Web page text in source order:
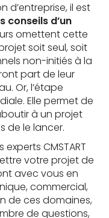
d’entreprise, il est
conseils d’un
omettent cette
soit seul, soit
non-initiés à la
part de leur
Or, l’étape
Elle permet de
à un projet
de le lancer.
CMSTART
votre projet de
avec vous en
commercial,
de ces domaines,
de questions,